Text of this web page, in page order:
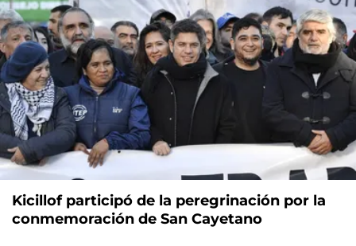
Kicillof participó de la peregrinación por la
conmemoración de San Cayetano